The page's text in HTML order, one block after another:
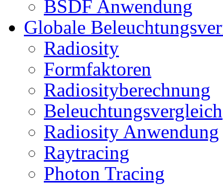
BSDF Anwendung
Globale
Radiosity
Formfaktoren
Radiosityberechnung
Beleuchtungsvergleich
Radiosity Anwendung
Raytracing
Photon Tracing